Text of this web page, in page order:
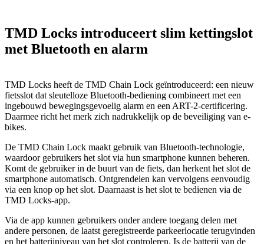
TMD Locks introduceert slim kettingslot
met Bluetooth en alarm
TMD Locks heeft de TMD Chain Lock geïntroduceerd: een nieuw
fietsslot dat sleutelloze Bluetooth-bediening combineert met een
ingebouwd bewegingsgevoelig alarm en een ART-2-certificering.
Daarmee richt het merk zich nadrukkelijk op de beveiliging van e-
bikes.
De TMD Chain Lock maakt gebruik van Bluetooth-technologie,
waardoor gebruikers het slot via hun smartphone kunnen beheren.
Komt de gebruiker in de buurt van de fiets, dan herkent het slot de
smartphone automatisch. Ontgrendelen kan vervolgens eenvoudig
via een knop op het slot. Daarnaast is het slot te bedienen via de
TMD Locks-app.
Via de app kunnen gebruikers onder andere toegang delen met
andere personen, de laatst geregistreerde parkeerlocatie terugvinden
en het batterijniveau van het slot controleren. Is de batterij van de